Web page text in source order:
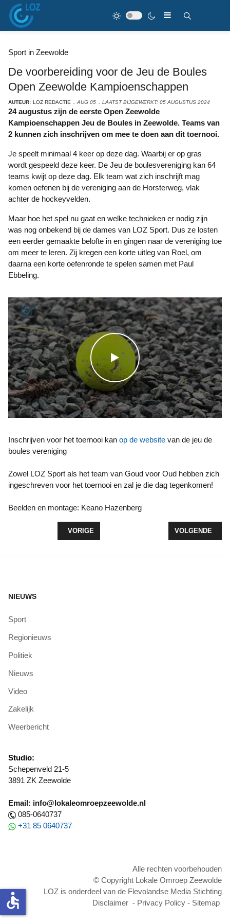
Sport in Zeewolde
De voorbereiding voor de Jeu de Boules
Open Zeewolde Kampioenschappen
AUTEUR: LOZ REDACTIE AUG 05 LAATST BIJGEWERKT: 05 AUGUSTUS 2024
24 augustus zijn de eerste Open Zeewolde
Kampioenschappen Jeu de Boules in Zeewolde. Teams van
2 kunnen zich inschrijven om mee te doen aan dit toernooi.
Je speelt minimaal 4 keer op deze dag. Waarbij er op gras
wordt gespeeld deze keer. De Jeu de boulesvereniging kan 64
teams kwijt op deze dag. Elk team wat zich inschrijft mag
komen oefenen bij de vereniging aan de Horsterweg, vlak
achter de hockeyvelden.
Maar hoe het spel nu gaat en welke technieken er nodig zijn
was nog onbekend bij de dames van LOZ Sport. Dus ze losten
een eerder gemaakte belofte in en gingen naar de vereniging toe
om meer te leren. Zij kregen een korte uitleg van Roel, om
daarna een korte oefenronde te spelen samen met Paul
Ebbeling.
WATCH THE VIDEO
Inschrijven voor het toernooi kan op de website van de jeu de
boules vereniging
Zowel LOZ Sport als het team van Goud voor Oud hebben zich
ingeschreven voor het toernooi en zal je die dag tegenkomen!
Beelden en montage: Keano Hazenberg
VORIG ARTIKEL: TIJDSTRAF VOOR JENSON DE
VORIGE VOLGENDE
VOLGENDE
NIEUWS
Sport
Regionieuws
Politiek
Nieuws
Video
Zakelijk
Weerbericht
Studio:
Schepenveld 21-5
3891 ZK Zeewolde
Email: info@lokaleomroepzeewolde.nl
085-0640737
+31 85 0640737
Alle rechten voorbehouden
© Copyright Lokale Omroep Zeewolde
LOZ is onderdeel van de Flevolandse Media Stichting
Disclaimer - Privacy Policy - Sitemap
accessible